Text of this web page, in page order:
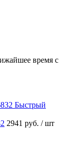
время с
Быстрый
2941 руб. / шт